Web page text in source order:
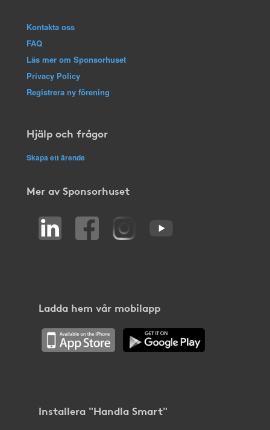
Kontakta oss
FAQ
Läs mer om Sponsorhuset
Privacy Policy
Registrera ny förening
Hjälp och frågor
Skapa ett ärende
Mer av Sponsorhuset
Ladda hem vår mobilapp
Installera "Handla Smart"